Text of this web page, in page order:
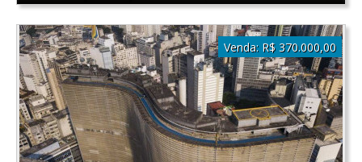
Venda: R$ 370.000,00